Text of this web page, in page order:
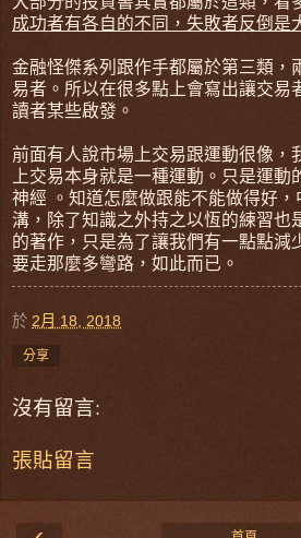
成功者有各自的不同，失敗者反倒是
金融怪傑系列跟作手都屬於第三類，
易者。所以在很多點上會寫出讓交易
讀者某些啟發。
前面有人說市場上交易跟運動很像，
上交易本身就是一種運動。只是運動
神經 。知道怎麼做跟能不能做得好
溝，除了知識之外持之以恆的練習也
的著作，只是為了讓我們有一點點減
要走那麼多彎路，如此而已。
於 2月 18, 2018
分享
沒有留言:
張貼留言